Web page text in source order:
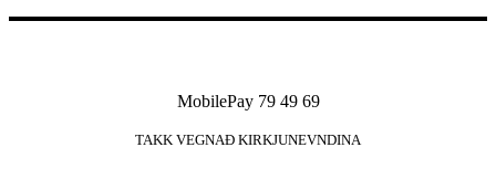
MobilePay 79 49 69
TAKK VEGNAÐ KIRKJUNEVNDINA